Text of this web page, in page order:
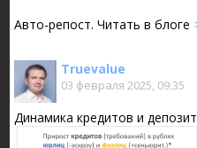
Авто-репост. Читать в блоге
Truevalue
03 февраля 2025, 09:35
Динамика кредитов и